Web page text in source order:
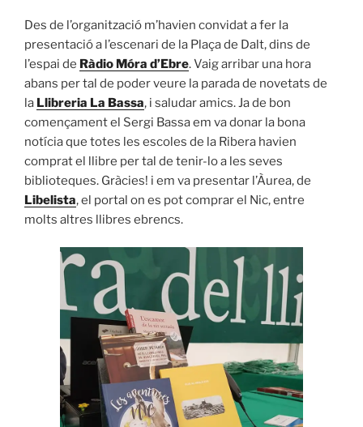
Des de l’organització m’havien convidat a fer la
presentació a l’escenari de la Plaça de Dalt, dins de
l’espai de Ràdio Móra d’Ebre. Vaig arribar una hora
abans per tal de poder veure la parada de novetats de
la Llibreria La Bassa, i saludar amics. Ja de bon
començament el Sergi Bassa em va donar la bona
notícia que totes les escoles de la Ribera havien
comprat el llibre per tal de tenir-lo a les seves
biblioteques. Gràcies! i em va presentar l’Àurea, de
Libelista, el portal on es pot comprar el Nic, entre
molts altres llibres ebrencs.